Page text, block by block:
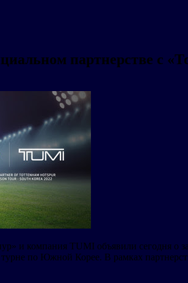
партнерстве с
и компания TUMI объявили сегодня о
турне по Южной Корее. В рамках